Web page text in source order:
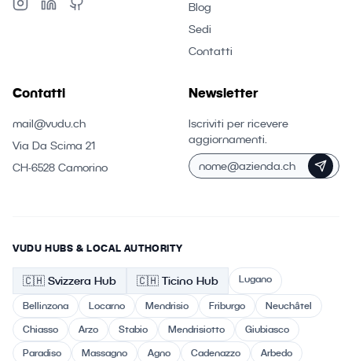
Blog
Sedi
Contatti
Contatti
mail@vudu.ch
Via Da Scima 21
CH-6528 Camorino
Newsletter
Iscriviti per ricevere
aggiornamenti.
VUDU HUBS & LOCAL AUTHORITY
🇨🇭 Svizzera Hub 🇨🇭 Ticino Hub Lugano
Bellinzona Locarno Mendrisio Friburgo
Neuchâtel
Chiasso
Arzo Stabio Mendrisiotto
Giubiasco
Paradiso
Massagno Agno Cadenazzo Arbedo